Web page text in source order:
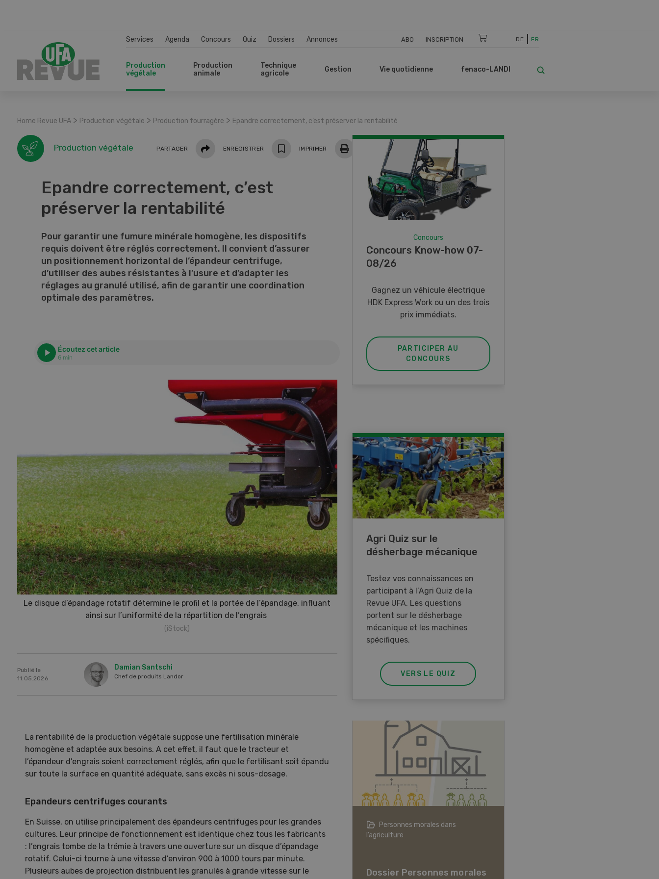
Services Agenda Concours Quiz Dossiers Annonces ABO INSCRIPTION DE FR
Production
végétale
Production
animale
Technique
agricole
Gestion Vie quotidienne fenaco-LANDI
Home Revue UFA > Production végétale > Production fourragère > Epandre correctement, c’est préserver la rentabilité
Production végétale PARTAGER PartagerENREGISTRER IMPRIMER
Epandre correctement, c’est
préserver la rentabilité
Pour garantir une fumure minérale homogène, les dispositifs
requis doivent être réglés correctement. Il convient d’assurer
un positionnement horizontal de l’épandeur centrifuge,
d’utiliser des aubes résistantes à l’usure et d’adapter les
réglages au granulé utilisé, afin de garantir une coordination
optimale des paramètres.
Écoutez cet article
6 min
Le disque d’épandage rotatif détermine le profil et la portée de l’épandage, influant
ainsi sur l’uniformité de la répartition de l’engrais
(iStock)
Publié le
11.05.2026
Damian Santschi
Chef de produits Landor
La rentabilité de la production végétale suppose une fertilisation minérale
homogène et adaptée aux besoins. A cet effet, il faut que le tracteur et
l’épandeur d’engrais soient correctement réglés, afin que le fertilisant soit épandu
sur toute la surface en quantité adéquate, sans excès ni sous-dosage.
Epandeurs centrifuges courants
En Suisse, on utilise principalement des épandeurs centrifuges pour les grandes
cultures. Leur principe de fonctionnement est identique chez tous les fabricants
: l’engrais tombe de la trémie à travers une ouverture sur un disque d’épandage
rotatif. Celui-ci tourne à une vitesse d’environ 900 à 1000 tours par minute.
Plusieurs aubes de projection distribuent les granulés à grande vitesse sur le
Concours
Concours Know-how 07-
08/26
Gagnez un véhicule électrique
HDK Express Work ou un des trois
prix immédiats.
PARTICIPER AU
CONCOURS
Agri Quiz sur le
désherbage mécanique
Testez vos connaissances en
participant à l’Agri Quiz de la
Revue UFA. Les questions
portent sur le désherbage
mécanique et les machines
spécifiques.
VERS LE QUIZ
Une ferme entre de nouvelles
mains
Une ferme entre de
L’agriculture à l’ère du changement
climatique
Dossier L’agriculture à l’ère
du changement climatique
Personnes morales dans
l’agriculture
Dossier Personnes morales